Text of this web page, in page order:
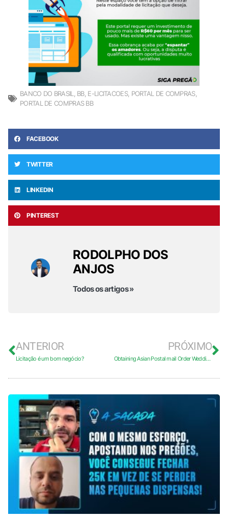
BANCO DO BRASIL BB, E-LICITACOES, PORTAL DE COMPRAS,
PORTAL DE COMPRAS BB
FACEBOOK
TWITTER
LINKEDIN
PINTEREST
RODOLPHO DOS
ANJOS
Todos os artigos »
ANTERIOR
Licitação é um bom negócio?
PRÓXIMO
Obtaining Asian Postal mail Order Wedding brides